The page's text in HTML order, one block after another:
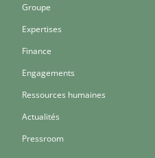
Groupe
Expertises
Finance
Engagements
Ressources humaines
Actualités
Pressroom